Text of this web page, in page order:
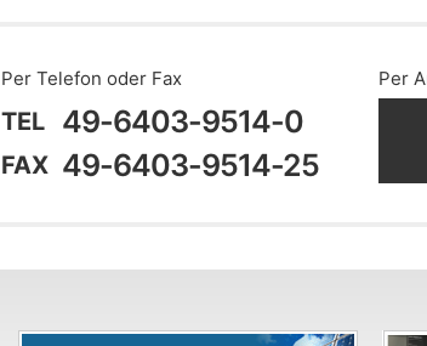
Per Telefon oder Fax
TEL 49-6403-9514-0
FAX 49-6403-9514-25
Per